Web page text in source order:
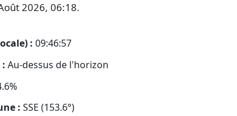
2026, 06:18.
: 09:46:58
Au-dessus de l'horizon
: SSE (153.6°)